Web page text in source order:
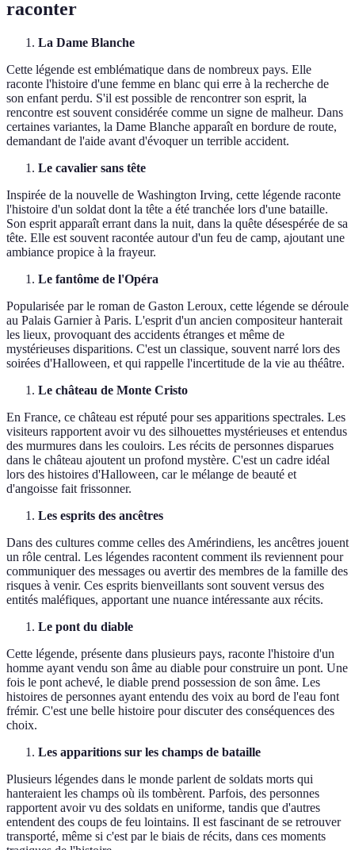
raconter
La Dame Blanche
Cette légende est emblématique dans de nombreux pays. Elle
raconte l'histoire d'une femme en blanc qui erre à la recherche de
son enfant perdu. S'il est possible de rencontrer son esprit, la
rencontre est souvent considérée comme un signe de malheur. Dans
certaines variantes, la Dame Blanche apparaît en bordure de route,
demandant de l'aide avant d'évoquer un terrible accident.
Le cavalier sans tête
Inspirée de la nouvelle de Washington Irving, cette légende raconte
l'histoire d'un soldat dont la tête a été tranchée lors d'une bataille.
Son esprit apparaît errant dans la nuit, dans la quête désespérée de sa
tête. Elle est souvent racontée autour d'un feu de camp, ajoutant une
ambiance propice à la frayeur.
Le fantôme de l'Opéra
Popularisée par le roman de Gaston Leroux, cette légende se déroule
au Palais Garnier à Paris. L'esprit d'un ancien compositeur hanterait
les lieux, provoquant des accidents étranges et même de
mystérieuses disparitions. C'est un classique, souvent narré lors des
soirées d'Halloween, et qui rappelle l'incertitude de la vie au théâtre.
Le château de Monte Cristo
En France, ce château est réputé pour ses apparitions spectrales. Les
visiteurs rapportent avoir vu des silhouettes mystérieuses et entendus
des murmures dans les couloirs. Les récits de personnes disparues
dans le château ajoutent un profond mystère. C'est un cadre idéal
lors des histoires d'Halloween, car le mélange de beauté et
d'angoisse fait frissonner.
Les esprits des ancêtres
Dans des cultures comme celles des Amérindiens, les ancêtres jouent
un rôle central. Les légendes racontent comment ils reviennent pour
communiquer des messages ou avertir des membres de la famille des
risques à venir. Ces esprits bienveillants sont souvent versus des
entités maléfiques, apportant une nuance intéressante aux récits.
Le pont du diable
Cette légende, présente dans plusieurs pays, raconte l'histoire d'un
homme ayant vendu son âme au diable pour construire un pont. Une
fois le pont achevé, le diable prend possession de son âme. Les
histoires de personnes ayant entendu des voix au bord de l'eau font
frémir. C'est une belle histoire pour discuter des conséquences des
choix.
Les apparitions sur les champs de bataille
Plusieurs légendes dans le monde parlent de soldats morts qui
hanteraient les champs où ils tombèrent. Parfois, des personnes
rapportent avoir vu des soldats en uniforme, tandis que d'autres
entendent des coups de feu lointains. Il est fascinant de se retrouver
transporté, même si c'est par le biais de récits, dans ces moments